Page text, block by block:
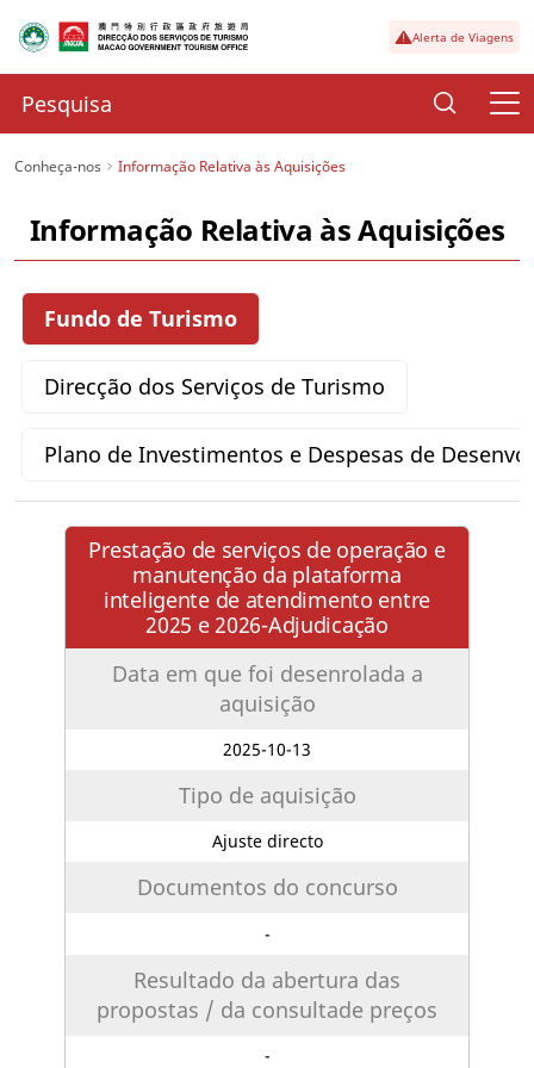
Alerta de Viagens
Conheça-nos Informação Relativa às Aquisições
Informação Relativa às Aquisições
Fundo de Turismo
Direcção dos Serviços de Turismo
Plano de Investimentos e Despesas de
Prestação de serviços de operação e
manutenção da plataforma
inteligente de atendimento entre
2025 e 2026-Adjudicação
Data em que foi desenrolada a
aquisição
2025-10-13
Tipo de aquisição
Ajuste directo
Documentos do concurso
-
Resultado da abertura das
propostas / da consultade preços
-